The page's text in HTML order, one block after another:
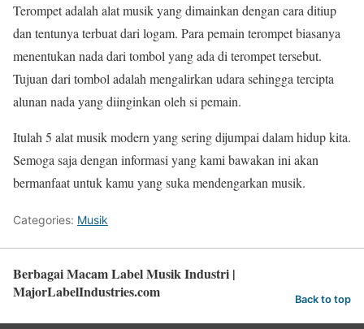
Terompet adalah alat musik yang dimainkan dengan cara ditiup
dan tentunya terbuat dari logam. Para pemain terompet biasanya
menentukan nada dari tombol yang ada di terompet tersebut.
Tujuan dari tombol adalah mengalirkan udara sehingga tercipta
alunan nada yang diinginkan oleh si pemain.
Itulah 5 alat musik modern yang sering dijumpai dalam hidup kita.
Semoga saja dengan informasi yang kami bawakan ini akan
bermanfaat untuk kamu yang suka mendengarkan musik.
Categories: Musik
Berbagai Macam Label Musik Industri |
MajorLabelIndustries.com
Back to top